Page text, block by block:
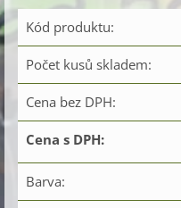
Kód produktu:
Počet kusů skladem:
Cena bez DPH:
Cena s DPH:
Barva: